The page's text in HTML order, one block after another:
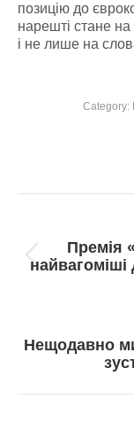
позицію до
нарешті стане
і не лише на
Category:
Премія
найвагоміші
Нещодавно